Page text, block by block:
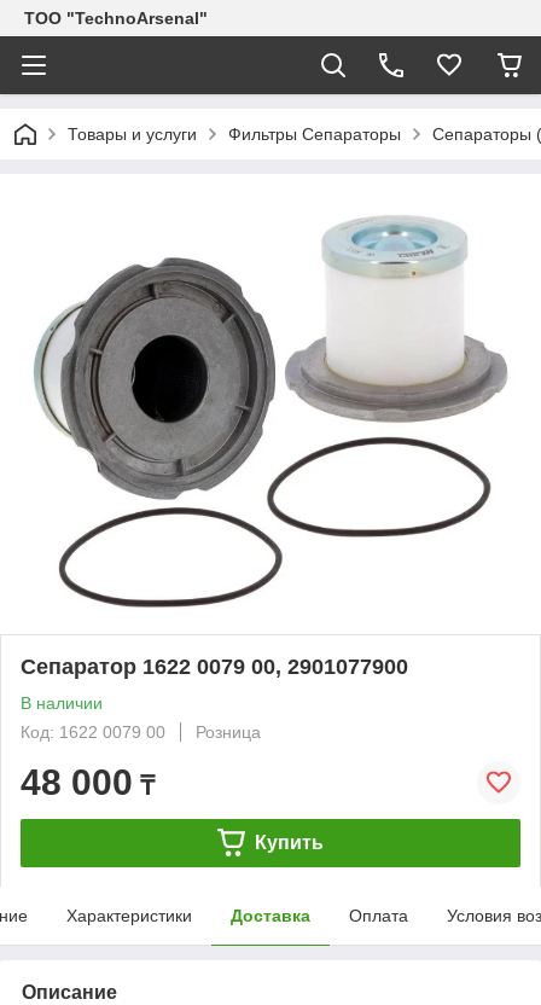
ТОО "TechnoArsenal"
Товары и услуги Фильтры Сепараторы Сепараторы
Сепаратор 1622 0079 00, 2901077900
В наличии
Код: 1622 0079 00
Розница
48 000 ₸
Купить
Характеристики Доставка Оплата Условия
Описание